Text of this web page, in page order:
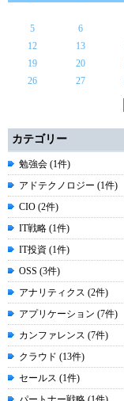
5
6
12
13
19
20
26
27
カテゴリー
勉強会 (1件)
アドテクノロジー (1件)
CIO (2件)
IT戦略 (1件)
IT投資 (1件)
OSS (3件)
アナリティクス (2件)
アプリケーション (7件)
カンファレンス (7件)
クラウド (13件)
セールス (1件)